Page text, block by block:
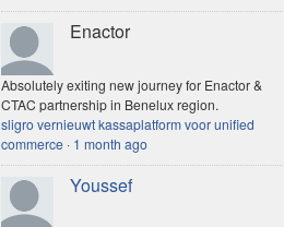
Enactor
Absolutely exiting new journey for Enactor &
CTAC partnership in Benelux region.
sligro vernieuwt kassaplatform voor unified
commerce · 1 month ago
Youssef